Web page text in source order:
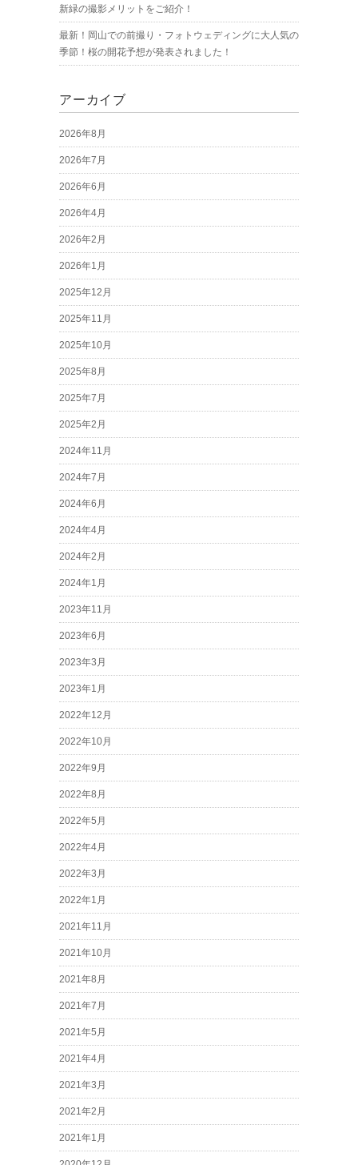
新緑の撮影メリットをご紹介！
最新！岡山での前撮り・フォトウェディングに大人気の
季節！桜の開花予想が発表されました！
アーカイブ
2026年8月
2026年7月
2026年6月
2026年4月
2026年2月
2026年1月
2025年12月
2025年11月
2025年10月
2025年8月
2025年7月
2025年2月
2024年11月
2024年7月
2024年6月
2024年4月
2024年2月
2024年1月
2023年11月
2023年6月
2023年3月
2023年1月
2022年12月
2022年10月
2022年9月
2022年8月
2022年5月
2022年4月
2022年3月
2022年1月
2021年11月
2021年10月
2021年8月
2021年7月
2021年5月
2021年4月
2021年3月
2021年2月
2021年1月